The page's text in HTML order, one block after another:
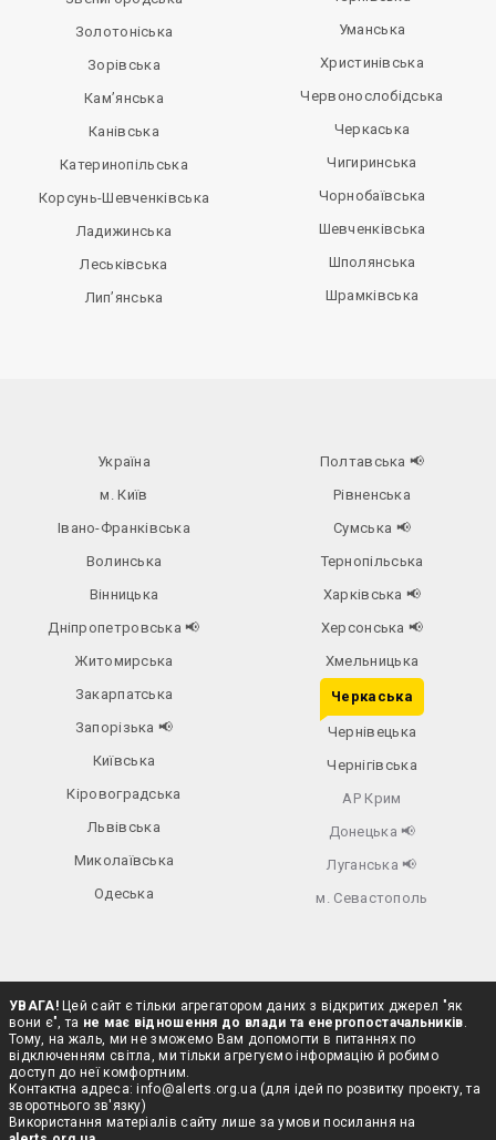
Золотоніська
Зорівська
Кам’янська
Канівська
Катеринопільська
Корсунь-Шевченківська
Ладижинська
Леськівська
Лип’янська
Уманська
Христинівська
Червонослобідська
Черкаська
Чигиринська
Чорнобаївська
Шевченківська
Шполянська
Шрамківська
Україна
м. Київ
Івано-Франківська
Волинська
Вінницька
Дніпропетровська📢
Житомирська
Закарпатська
Запорізька 📢
Київська
Кіровоградська
Львівська
Миколаївська
Одеська
Полтавська 📢
Рівненська
Сумська 📢
Тернопільська
Харківська 📢
Херсонська 📢
Хмельницька
Черкаська
Чернівецька
Чернігівська
АР Крим
Донецька 📢
Луганська 📢
м. Севастополь
УВАГА!Цей сайт є тільки агрегатором даних з відкритих джерел "як
вони є", та не має відношення до влади та енергопостачальників.
Тому, на жаль, ми не зможемо Вам допомогти в питаннях по
відключенням світла, ми тільки агрегуємо інформацію й робимо
доступ до неї комфортним.
Контактна адреса:info@alerts.org.ua (для ідей по розвитку проекту, та
зворотнього зв'язку)
Використання матеріалів сайту лише за умови посилання на